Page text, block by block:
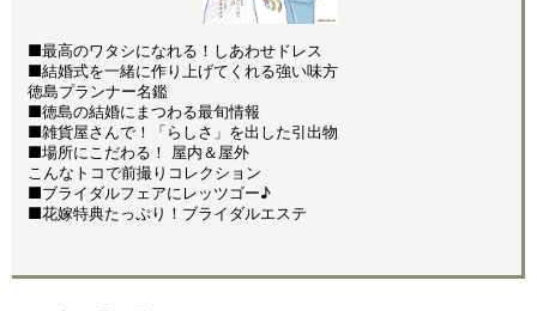
■最高のワタシになれる！しあわせドレス
■結婚式を一緒に作り上げてくれる強い味方
徳島プランナー名鑑
■徳島の結婚にまつわる最旬情報
■雑貨屋さんで！「らしさ」を出した引出物
■場所にこだわる！ 屋内＆屋外
こんなトコで前撮りコレクション
■ブライダルフェアにレッツゴー♪
■花嫁特典たっぷり！ブライダルエステ